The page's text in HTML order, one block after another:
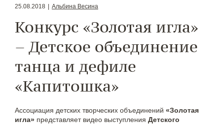
25.08.2018 Альбина Весина
Конкурс «Золотая игла»
– Детское объединение
танца и дефиле
«Капитошка»
Ассоциация детских творческих объединений «Золотая
игла» представляет видео выступления Детского